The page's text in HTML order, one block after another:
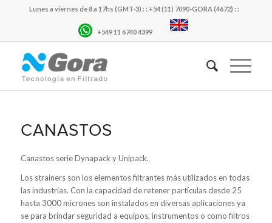
Lunes a viernes de 8 a 17hs (GMT-3) : : +54 (11) 7090-GORA (4672) : :
+549 11 6740 4399
CANASTOS
Canastos serie Dynapack y Unipack.
Los strainers son los elementos filtrantes más utilizados en todas
las industrias. Con la capacidad de retener partículas desde 25
hasta 3000 micrones son instalados en diversas aplicaciones ya
se para brindar seguridad a equipos, instrumentos o como filtros